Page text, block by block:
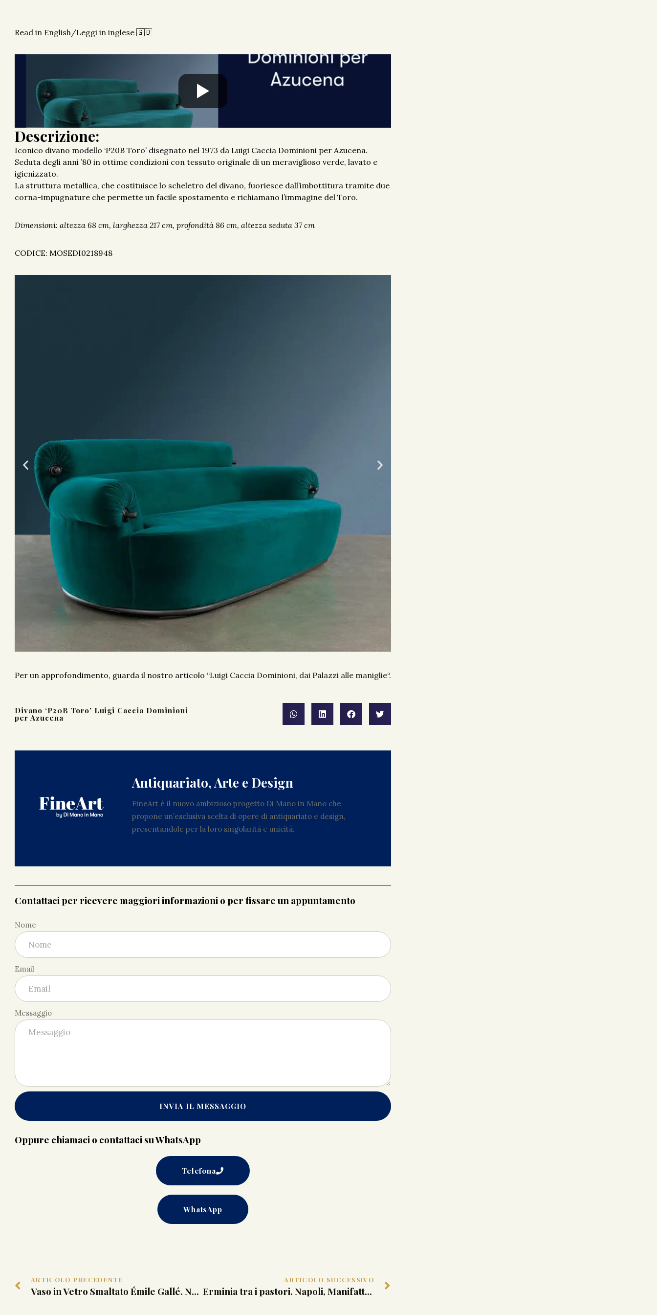
Read in English/Leggi in inglese 🇬🇧
Descrizione:
Iconico divano modello ‘P20B Toro’ disegnato nel 1973 da Luigi Caccia Dominioni per Azucena.
Seduta degli anni ’80 in ottime condizioni con tessuto originale di un meraviglioso verde, lavato e
igienizzato.
La struttura metallica, che costituisce lo scheletro del divano, fuoriesce dall’imbottitura tramite due
corna-impugnature che permette un facile spostamento e richiamano l’immagine del Toro.
Dimensioni: altezza 68 cm, larghezza 217 cm, profondità 86 cm, altezza seduta 37 cm
CODICE: MOSEDI0218948
Per un approfondimento, guarda il nostro articolo “Luigi Caccia Dominioni, dai Palazzi alle maniglie“.
Divano ‘P20B Toro’ Luigi Caccia Dominioni
per Azucena
Antiquariato, Arte e Design
FineArt è il nuovo ambizioso progetto Di Mano in Mano che
propone un’esclusiva scelta di opere di antiquariato e design,
presentandole per la loro singolarità e unicità.
Contattaci per ricevere maggiori informazioni o per fissare un appuntamento
Nome
Email
Messaggio
INVIA IL MESSAGGIO
Oppure chiamaci o contattaci su WhatsApp
Telefona
WhatsApp
ARTICOLO PRECEDENTE
Vaso in Vetro Smaltato Émile Gallé. Nancy, 1894-1897.
ARTICOLO SUCCESSIVO
Erminia tra i pastori. Napoli, Manifattura Capodimonte Seconda metà del XIX secolo